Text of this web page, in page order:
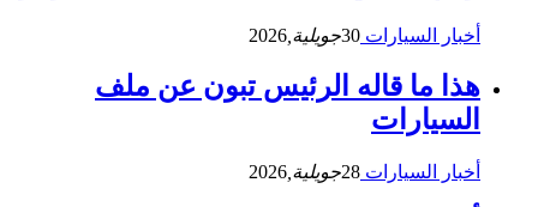
أخبار السيارات 30جويلية, 2026
هذا ما قاله الرئيس تبون عن ملف
السيارات
أخبار السيارات 28جويلية, 2026